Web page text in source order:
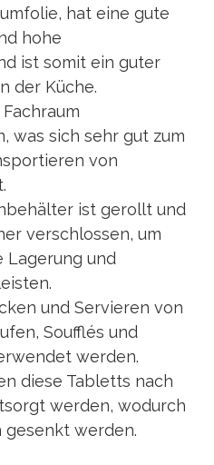
hat eine gute
hohe
ist somit ein guter
der Küche.
was sich sehr gut zum
von
ist gerollt und
verschlossen, um
Lagerung und
und Servieren von
Soufflés und
werden.
diese Tabletts nach
werden, wodurch
gesenkt werden.